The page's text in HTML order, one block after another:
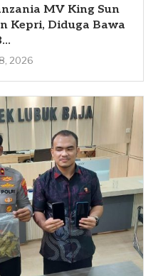
MV King Sun
Kepri, Diduga Bawa
2026